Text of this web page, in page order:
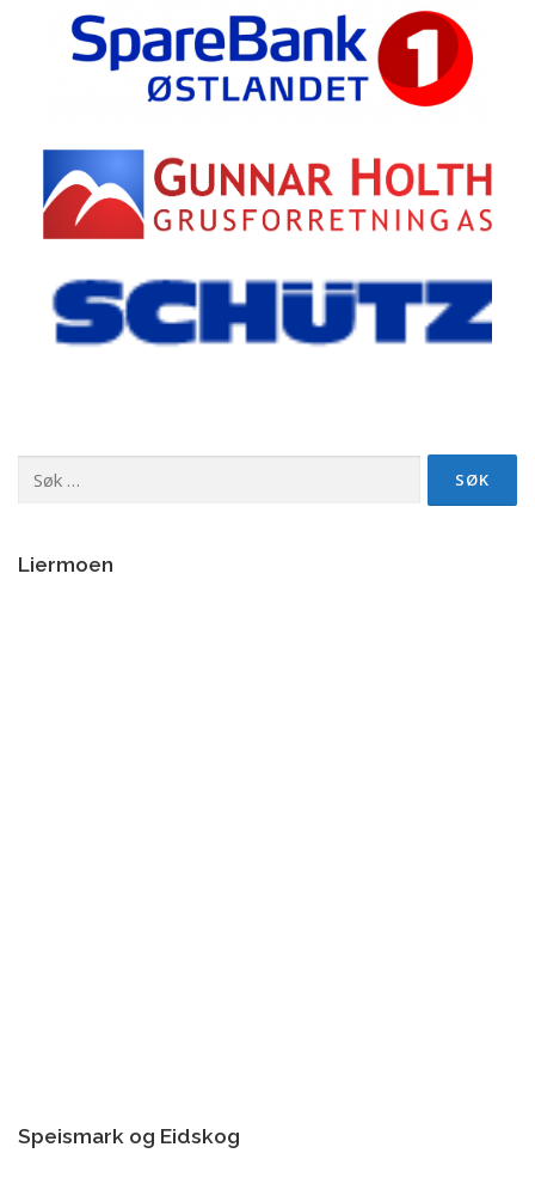
etter:
Liermoen
Speismark og Eidskog